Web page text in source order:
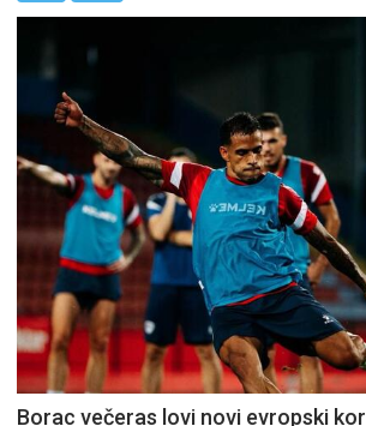
Borac večeras lovi novi evropski